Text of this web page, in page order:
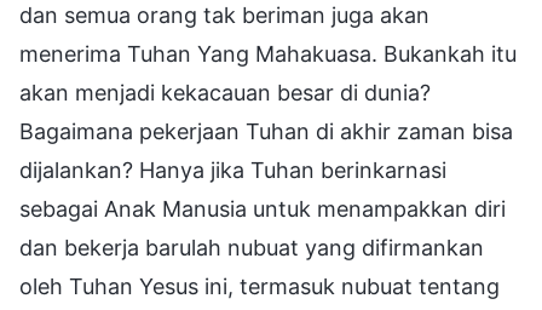
dan semua orang tak beriman juga akan
menerima Tuhan Yang Mahakuasa. Bukankah itu
akan menjadi kekacauan besar di dunia?
Bagaimana pekerjaan Tuhan di akhir zaman bisa
dijalankan? Hanya jika Tuhan berinkarnasi
sebagai Anak Manusia untuk menampakkan diri
dan bekerja barulah nubuat yang difirmankan
oleh Tuhan Yesus ini, termasuk nubuat tentang